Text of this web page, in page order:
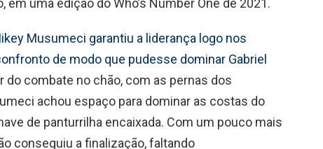
em uma edição do Who’s Number One de 2021.
Musumeci garantiu a liderança logo nos
de modo que pudesse dominar Gabriel
do combate no chão, com as pernas dos
achou espaço para dominar as costas do
de panturrilha encaixada. Com um pouco mais
conseguiu a finalização, faltando